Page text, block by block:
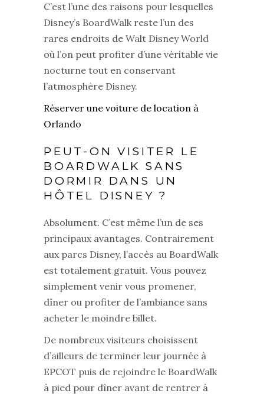
C’est l’une des raisons pour lesquelles
Disney’s BoardWalk reste l’un des
rares endroits de Walt Disney World
où l’on peut profiter d’une véritable vie
nocturne tout en conservant
l’atmosphère Disney.
Réserver une voiture de location à
Orlando
PEUT-ON VISITER LE
BOARDWALK SANS
DORMIR DANS UN
HÔTEL DISNEY ?
Absolument. C’est même l’un de ses
principaux avantages. Contrairement
aux parcs Disney, l’accès au BoardWalk
est totalement gratuit. Vous pouvez
simplement venir vous promener,
dîner ou profiter de l’ambiance sans
acheter le moindre billet.
De nombreux visiteurs choisissent
d’ailleurs de terminer leur journée à
EPCOT puis de rejoindre le BoardWalk
à pied pour dîner avant de rentrer à